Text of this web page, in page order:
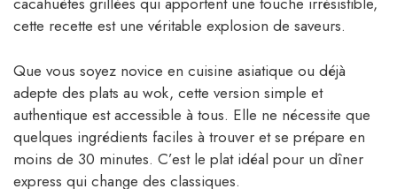
cette recette est une véritable explosion de saveurs.
Que vous soyez novice en cuisine asiatique ou déjà
adepte des plats au wok, cette version simple et
authentique est accessible à tous. Elle ne nécessite que
quelques ingrédients faciles à trouver et se prépare en
moins de 30 minutes. C’est le plat idéal pour un dîner
express qui change des classiques.